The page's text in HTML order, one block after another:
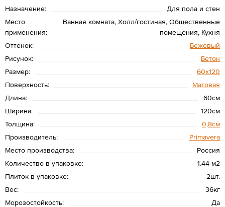
Назначение:
Для пола и стен
Место
применения:
Ванная комната, Холл/гостиная, Общественные
помещения, Кухня
Оттенок:
Бежевый
Рисунок:
Бетон
Размер:
60х120
Поверхность:
Матовая
Длина:
60см
Ширина:
120см
Толщина:
0,8см
Производитель:
Primavera
Место производства:
Россия
Количество в упаковке:
1.44 м2
Плиток в упаковке:
2шт.
Вес:
36кг
Морозостойкость:
Да